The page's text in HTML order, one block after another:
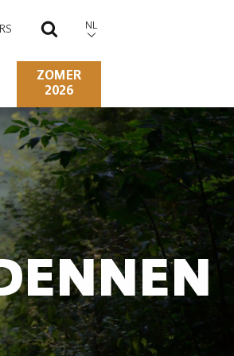
ZOEKEN
NL
ZOMER
2026